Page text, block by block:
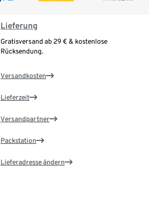
Lieferung
Gratisversand ab 29 € & kostenlose
Rücksendung.
Versandkosten
Lieferzeit
Versandpartner
Packstation
Lieferadresse ändern